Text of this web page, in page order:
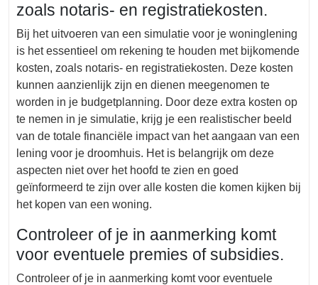
zoals notaris- en registratiekosten.
Bij het uitvoeren van een simulatie voor je woninglening
is het essentieel om rekening te houden met bijkomende
kosten, zoals notaris- en registratiekosten. Deze kosten
kunnen aanzienlijk zijn en dienen meegenomen te
worden in je budgetplanning. Door deze extra kosten op
te nemen in je simulatie, krijg je een realistischer beeld
van de totale financiële impact van het aangaan van een
lening voor je droomhuis. Het is belangrijk om deze
aspecten niet over het hoofd te zien en goed
geïnformeerd te zijn over alle kosten die komen kijken bij
het kopen van een woning.
Controleer of je in aanmerking komt
voor eventuele premies of subsidies.
Controleer of je in aanmerking komt voor eventuele